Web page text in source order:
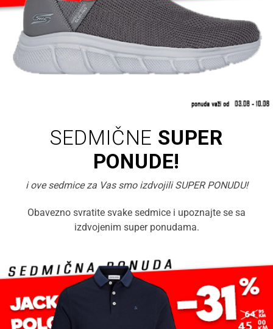
SEDMIČNE SUPER
PONUDE!
i ove sedmice za Vas smo izdvojili SUPER PONUDU!
Obavezno svratite svake sedmice i upoznajte se sa
izdvojenim super ponudama.